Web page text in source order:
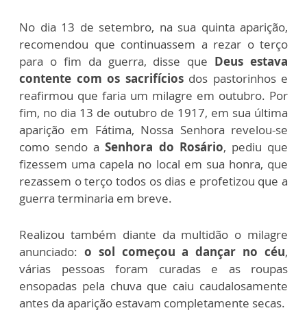
No dia 13 de setembro, na sua quinta aparição,
recomendou que continuassem a rezar o terço
para o fim da guerra, disse que Deus estava
contente com os sacrifícios dos pastorinhos e
reafirmou que faria um milagre em outubro. Por
fim, no dia 13 de outubro de 1917, em sua última
aparição em Fátima, Nossa Senhora revelou-se
como sendo aSenhora do Rosário, pediu que
fizessem uma capela no local em sua honra, que
rezassem o terço todos os dias e profetizou que a
guerra terminaria em breve.
Realizou também diante da multidão o milagre
anunciado: o sol começou a dançar no céu,
várias pessoas foram curadas e as roupas
ensopadas pela chuva que caiu caudalosamente
antes da aparição estavam completamente secas.